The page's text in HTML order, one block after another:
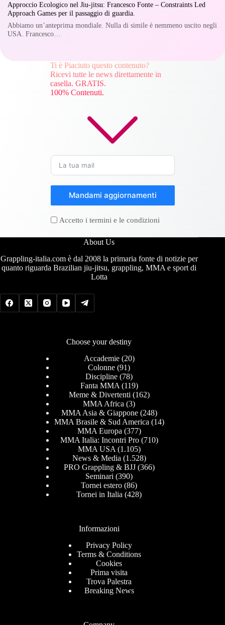
Approccio Ecologico nel Jiu-jitsu: Francesco Fonte – Constraints Led
Approach Games per il passaggio di guardia.
Abbiamo un’anteprima mondiale. Nulla di simile è nemmeno uscito negli
USA. Francesco…
Ti è Piaciuto questo contenuto?
Ricevi tutte le news direttamente in
casella. GRATIS.
100% Contenuti.
Mandami aggiornamenti
Accetto i termini e le condizioni
About Us
Grappling-italia.com è dal 2008 la primaria fonte di notizie per
quanto riguarda Brazilian jiu-jitsu, grappling, MMA e sport di
Lotta
Choose your destiny
Accademie(20)
Colonne (91)
Discipline (78)
Fanta MMA (119)
Meme & Divertenti (162)
MMA Africa (3)
MMA Asia & Giappone(248)
MMA Brasile & Sud America (14)
MMA Europa (377)
MMA Italia: Incontri Pro(710)
MMA USA (1.105)
News & Media (1.528)
PRO Grappling & BJJ(366)
Seminari (390)
Tornei estero (86)
Tornei in Italia (428)
Informazioni
Privacy Policy
Terms & Conditions
Cookies
Prima visita
Trova Palestra
Breaking News